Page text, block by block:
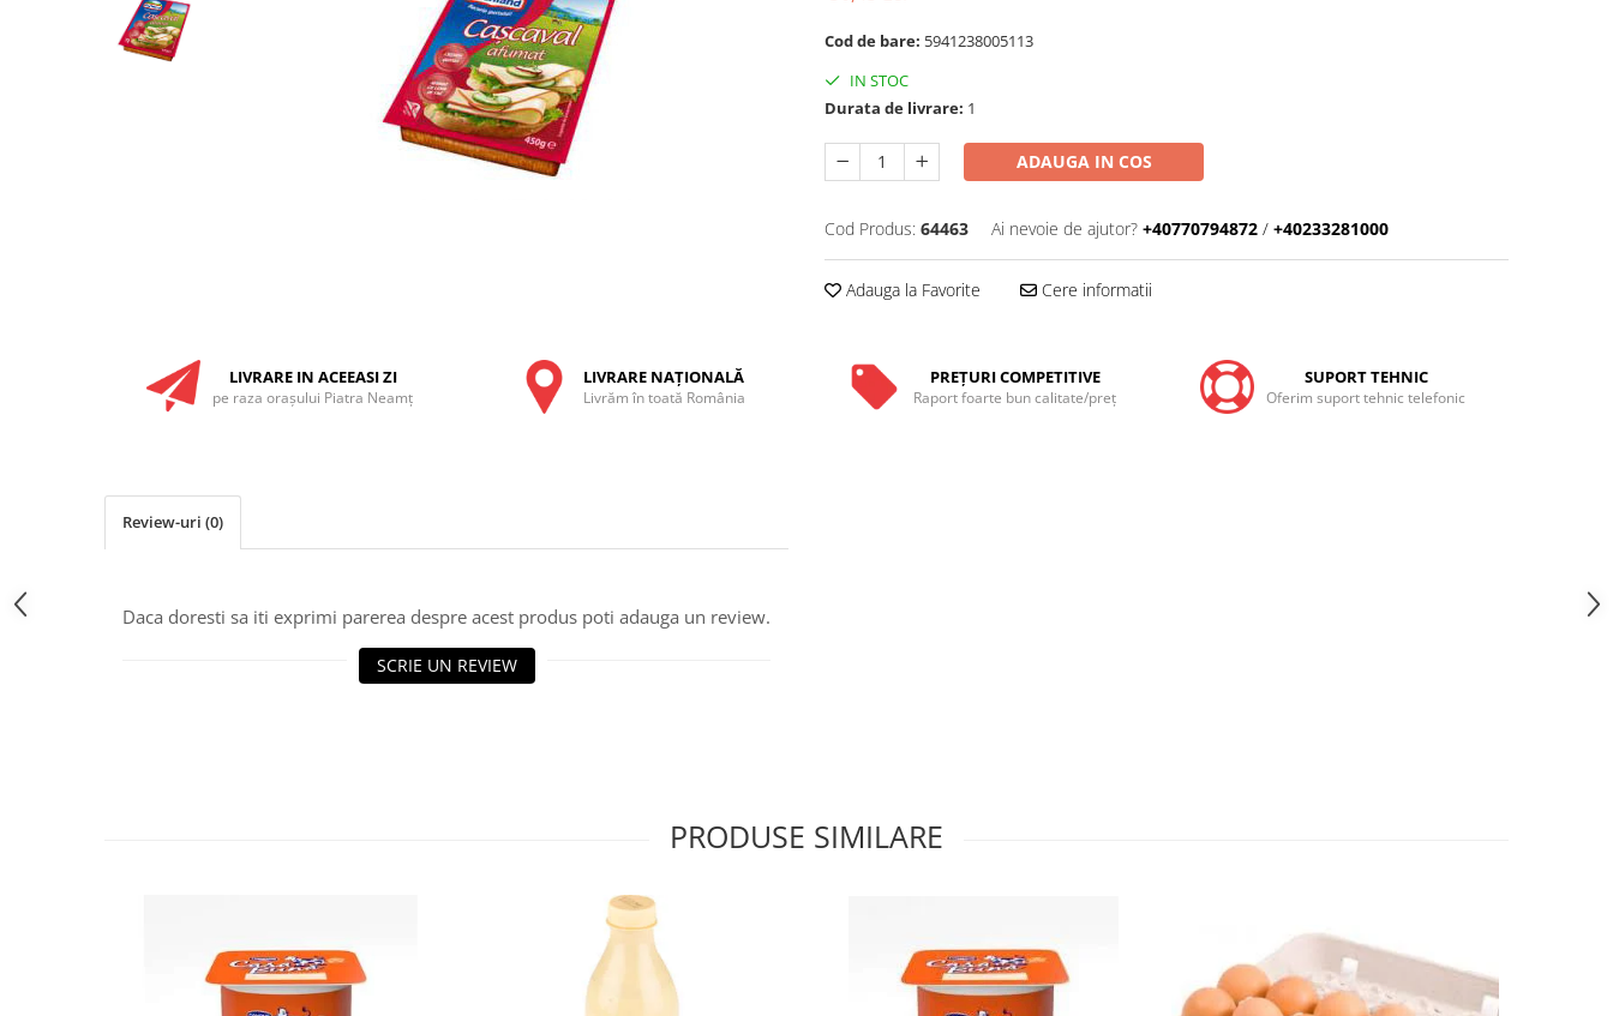
Cod de bare: 5941238005113
IN STOC
Durata de livrare: 1
ADAUGA IN COS
Cod Produs: 64463 Ai nevoie de ajutor? +40770794872 / +40233281000
Adauga la Favorite Cere informatii
LIVRARE IN ACEEASI ZI
pe raza oraşului Piatra Neamţ
LIVRARE NAŢIONALĂ
Livrăm în toată România
PREŢURI COMPETITIVE
Raport foarte bun calitate/preţ
SUPORT TEHNIC
Oferim suport tehnic telefonic
Review-uri (0)
Daca doresti sa iti exprimi parerea despre acest produs poti adauga un review.
SCRIE UN REVIEW
PRODUSE SIMILARE